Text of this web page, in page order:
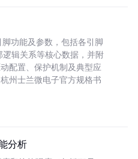
功能及参数，包括各引脚
辑关系等核心数据，并附
配置、保护机制及典型应
州士兰微电子官方规格书
分析